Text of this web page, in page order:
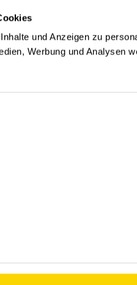
und Anzeigen zu
Werbung und Analysen